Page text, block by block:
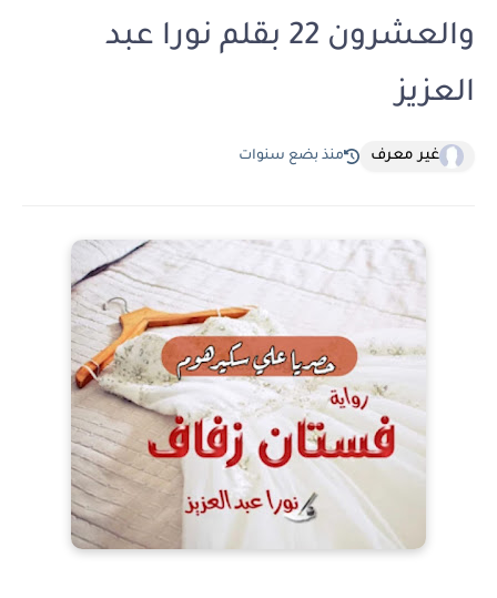
والعشرون 22 بقلم نورا عبد
العزيز
غير معرف منذ بضع سنوات